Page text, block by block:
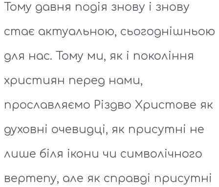
Тому давня подія знову і знову
стає актуальною, сьогоднішньою
для нас. Тому ми, як і покоління
християн перед нами,
прославляємо Різдво Христове як
духовні очевидці, як присутні не
лише біля ікони чи символічного
вертепу, але як справді присутні